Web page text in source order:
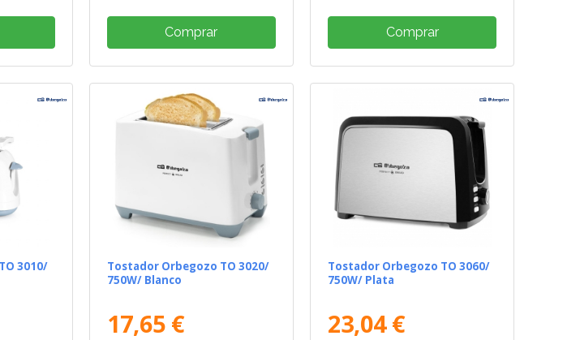
Comprar Comprar
3010/
Tostador Orbegozo TO 3020/
750W/ Blanco
17,65 €
Tostador Orbegozo TO 3060/
750W/ Plata
23,04 €